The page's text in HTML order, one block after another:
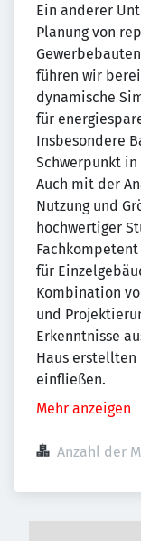
Ein anderer
Planung von
führen wir
dynamische
für
Insbesondere
Schwerpunkt
Auch mit der
Nutzung und
hochwertiger
für
Kombination
und
Erkenntnisse
Haus erstellten
einfließen.
Mehr anzeigen
Anzahl der